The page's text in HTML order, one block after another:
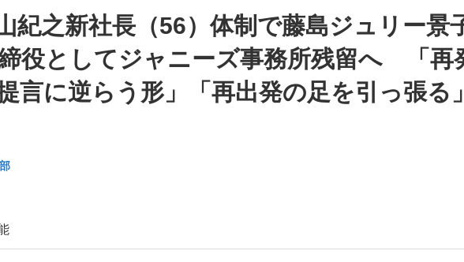
紀之新社長（56）体制で藤島ジュリー景
締役としてジャニーズ事務所残留へ 「再
言に逆らう形」「再出発の足を引っ張る